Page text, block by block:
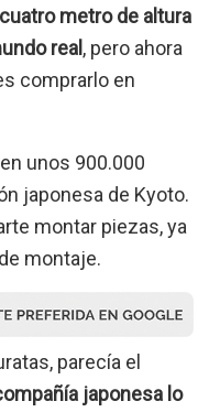
metro de altura
real , pero ahora
comprarlo en
unos 900.000
japonesa de Kyoto.
montar piezas, ya
montaje.
parecía el
japonesa lo